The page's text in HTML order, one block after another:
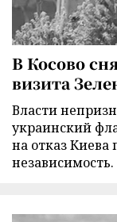
В Косово
визита
Власти
украинский
на отказ Киева
независимость.